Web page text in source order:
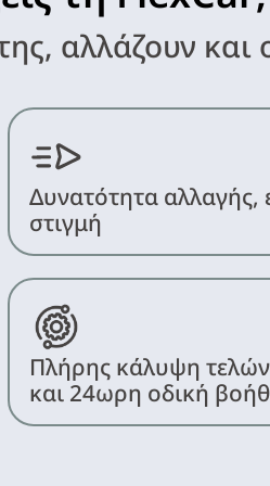
αλλάζουν και
Δυνατότητα
στιγμή
Πλήρης κάλυψη
και 24ωρη οδική